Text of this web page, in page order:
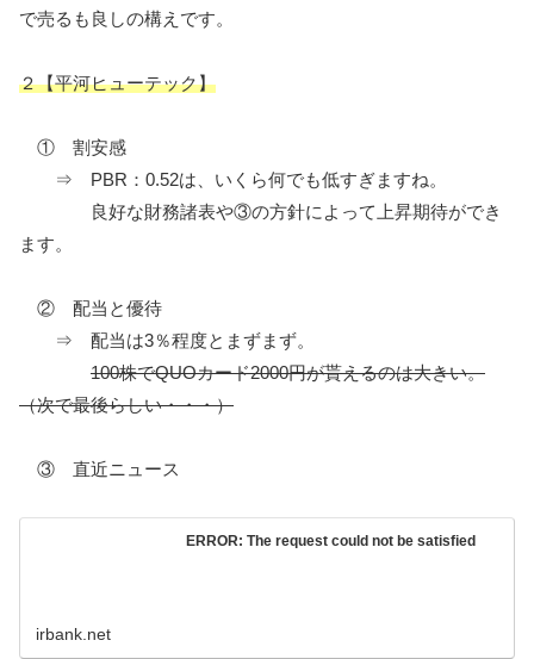
で売るも良しの構えです。
２【平河ヒューテック】
① 割安感
⇒ PBR：0.52は、いくら何でも低すぎますね。
良好な財務諸表や③の方針によって上昇期待ができ
ます。
② 配当と優待
⇒ 配当は3％程度とまずまず。
100株でQUOカード2000円が貰えるのは大きい。
（次で最後らしい・・・）
③ 直近ニュース
ERROR: The request could not be satisfied
irbank.net